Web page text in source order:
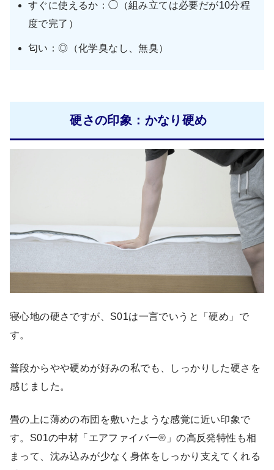
すぐに使えるか：◯（組み立ては必要だが10分程
度で完了）
匂い：◎（化学臭なし、無臭）
硬さの印象：かなり硬め
寝心地の硬さですが、S01は一言でいうと「硬め」で
す。
普段からやや硬めが好みの私でも、しっかりした硬さを
感じました。
畳の上に薄めの布団を敷いたような感覚に近い印象で
す。S01の中材「エアファイバー®」の高反発特性も相
まって、沈み込みが少なく身体をしっかり支えてくれる